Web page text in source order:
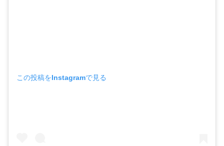
この投稿をInstagramで見る